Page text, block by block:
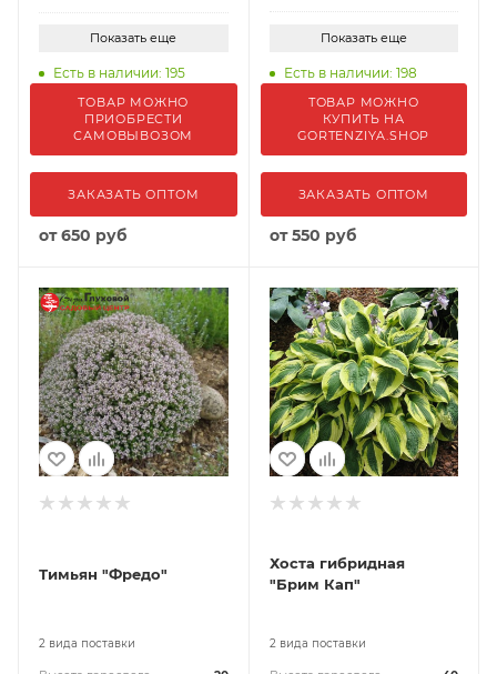
Показать еще
Есть в наличии: 195
ТОВАР МОЖНО
ПРИОБРЕСТИ
САМОВЫВОЗОМ
ЗАКАЗАТЬ ОПТОМ
от650 руб
Показать еще
Есть в наличии: 198
ТОВАР МОЖНО
КУПИТЬ НА
GORTENZIYA.SHOP
ЗАКАЗАТЬ ОПТОМ
от550 руб
Тимьян "Фредо"
2 вида поставки
Хоста гибридная
"Брим Кап"
2 вида поставки